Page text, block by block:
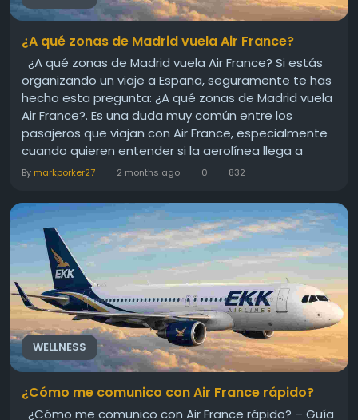
¿A qué zonas de Madrid vuela Air France?
¿A qué zonas de Madrid vuela Air France? Si estás
organizando un viaje a España, seguramente te has
hecho esta pregunta: ¿A qué zonas de Madrid vuela
Air France?. Es una duda muy común entre los
pasajeros que viajan con Air France, especialmente
cuando quieren entender si la aerolínea llega a
diferentes partes de la ciudad. En esta guía de
natural y sin...
By markporker27 2 months ago 0 832
WELLNESS
¿Cómo me comunico con Air France rápido?
¿Cómo me comunico con Air France rápido? – Guía